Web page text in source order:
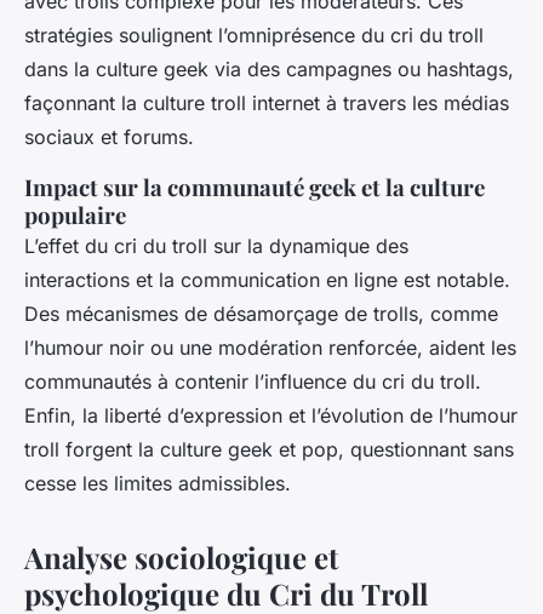
stratégies soulignent l’omniprésence du cri du troll
dans la culture geek via des campagnes ou hashtags,
façonnant la culture troll internet à travers les médias
sociaux et forums.
Impact sur la communauté geek et la culture
populaire
L’effet du cri du troll sur la dynamique des
interactions et la communication en ligne est notable.
Des mécanismes de désamorçage de trolls, comme
l’humour noir ou une modération renforcée, aident les
communautés à contenir l’influence du cri du troll.
Enfin, la liberté d’expression et l’évolution de l’humour
troll forgent la culture geek et pop, questionnant sans
cesse les limites admissibles.
Analyse sociologique et
psychologique du Cri du Troll